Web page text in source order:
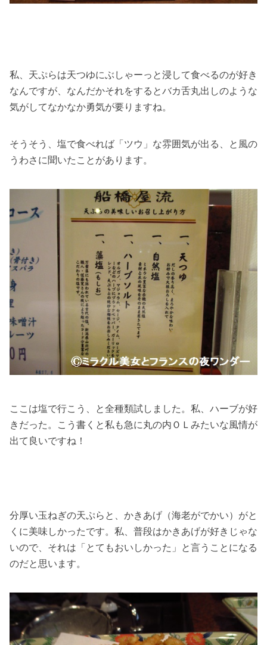
私、天ぷらは天つゆにぶしゃーっと浸して食べるのが好き
なんですが、なんだかそれをするとバカ舌丸出しのような
気がしてなかなか勇気が要りますね。
そうそう、塩で食べれば「ツウ」な雰囲気が出る、と風の
うわさに聞いたことがあります。
ここは塩で行こう、と全種類試しました。私、ハーブが好
きだった。こう書くと私も急に丸の内ＯＬみたいな風情が
出て良いですね！
分厚い玉ねぎの天ぷらと、かきあげ（海老がでかい）がと
くに美味しかったです。私、普段はかきあげが好きじゃな
いので、それは「とてもおいしかった」と言うことになる
のだと思います。